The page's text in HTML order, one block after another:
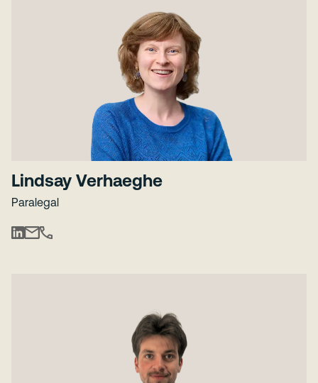
Lindsay Verhaeghe
Paralegal